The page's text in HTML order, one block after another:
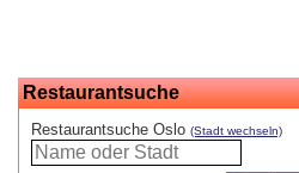
Restaurantsuche
Restaurantsuche Oslo (Stadt wechseln)